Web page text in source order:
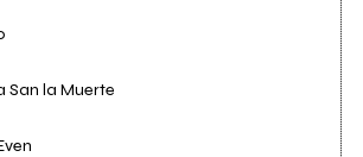
San la Muerte